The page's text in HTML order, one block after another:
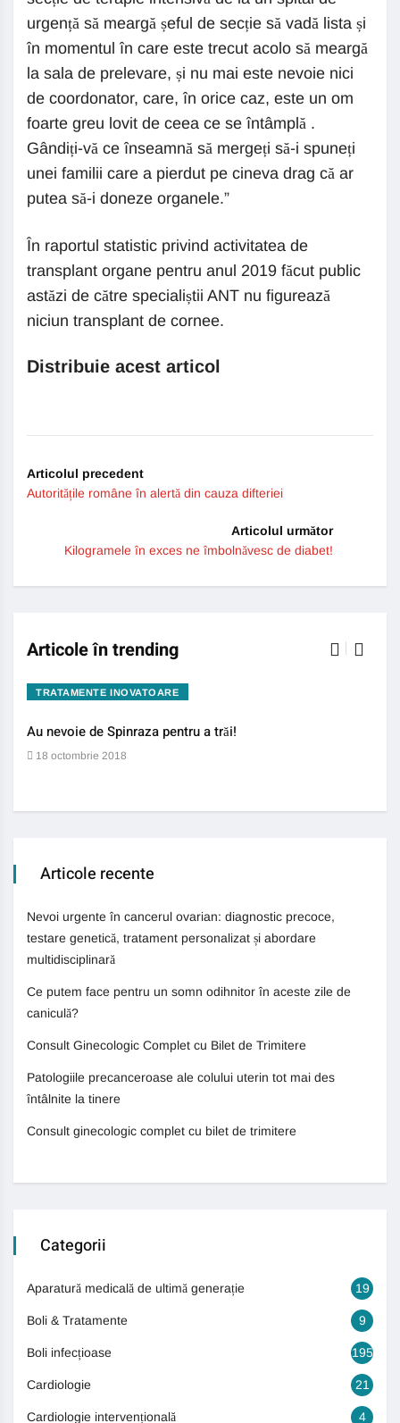
urgență să meargă șeful de secție să vadă lista și
în momentul în care este trecut acolo să meargă
la sala de prelevare, și nu mai este nevoie nici
de coordonator, care, în orice caz, este un om
foarte greu lovit de ceea ce se întâmplă .
Gândiți-vă ce înseamnă să mergeți să-i spuneți
unei familii care a pierdut pe cineva drag că ar
putea să-i doneze organele.”
În raportul statistic privind activitatea de
transplant organe pentru anul 2019 făcut public
astăzi de către specialiștii ANT nu figurează
niciun transplant de cornee.
Distribuie acest articol
Articolul precedent
Autoritățile române în alertă din cauza difteriei
Articolul următor
Kilogramele în exces ne îmbolnăvesc de diabet!
Articole în trending
TRATAMENTE INOVATOARE
Au nevoie de Spinraza pentru a trăi!
18 octombrie 2018
Articole recente
Nevoi urgente în cancerul ovarian: diagnostic precoce,
testare genetică, tratament personalizat și abordare
multidisciplinară
Ce putem face pentru un somn odihnitor în aceste zile de
caniculă?
Consult Ginecologic Complet cu Bilet de Trimitere
Patologiile precanceroase ale colului uterin tot mai des
întâlnite la tinere
Consult ginecologic complet cu bilet de trimitere
Categorii
Aparatură medicală de ultimă generație 19
Boli & Tratamente 9
Boli infecțioase 195
Cardiologie 21
Cardiologie intervențională 4